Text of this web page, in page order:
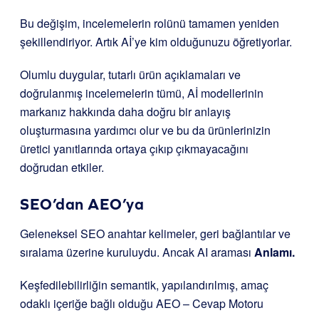
Bu değişim, incelemelerin rolünü tamamen yeniden
şekillendiriyor. Artık Aİ’ye kim olduğunuzu öğretiyorlar.
Olumlu duygular, tutarlı ürün açıklamaları ve
doğrulanmış incelemelerin tümü, Aİ modellerinin
markanız hakkında daha doğru bir anlayış
oluşturmasına yardımcı olur ve bu da ürünlerinizin
üretici yanıtlarında ortaya çıkıp çıkmayacağını
doğrudan etkiler.
SEO’dan AEO’ya
Geleneksel SEO anahtar kelimeler, geri bağlantılar ve
sıralama üzerine kuruluydu. Ancak AI araması Anlamı.
Keşfedilebilirliğin semantik, yapılandırılmış, amaç
odaklı içeriğe bağlı olduğu AEO – Cevap Motoru